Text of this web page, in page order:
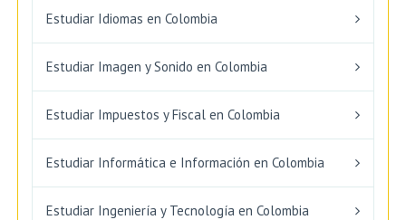
Estudiar Idiomas en Colombia
Estudiar Imagen y Sonido en Colombia
Estudiar Impuestos y Fiscal en Colombia
Estudiar Informática e Información en Colombia
Estudiar Ingeniería y Tecnología en Colombia